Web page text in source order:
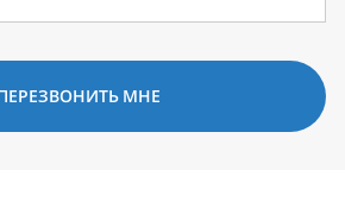
МНЕ